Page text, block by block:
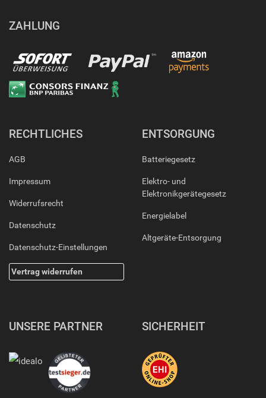
ZAHLUNG
RECHTLICHES
AGB
Impressum
Widerrufsrecht
Datenschutz
Datenschutz-Einstellungen
Vertrag widerrufen
ENTSORGUNG
Batteriegesetz
Elektro- und
Elektronikgerätegesetz
Energielabel
Altgeräte-Entsorgung
UNSERE PARTNER SICHERHEIT